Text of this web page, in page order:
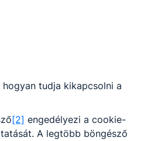
tudja kikapcsolni a
[2] engedélyezi a cookie-
A legtöbb böngésző